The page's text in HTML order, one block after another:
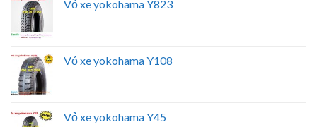
Vỏ xe yokohama Y823
Vỏ xe yokohama Y108
Vỏ xe yokohama Y45